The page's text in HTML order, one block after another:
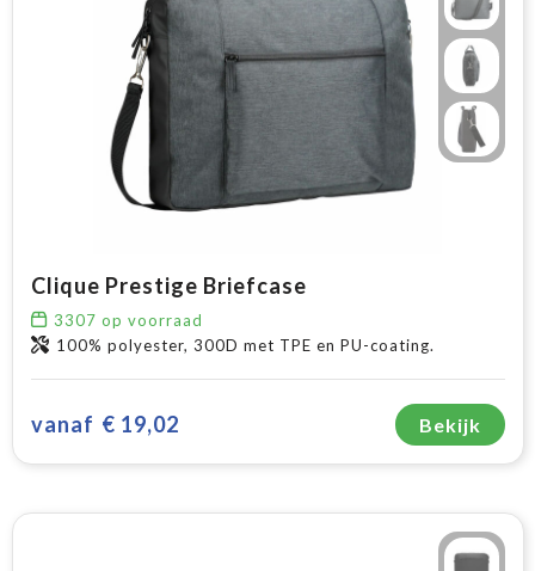
Clique Prestige Briefcase
3307 op voorraad
100% polyester, 300D met TPE en PU-coating.
vanaf € 19,02 Bekijk